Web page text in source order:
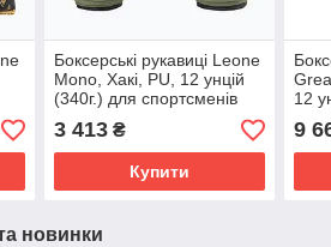
Боксерські рукавиці Leone
Mono, Хакі, PU, 12 унцій
(340г.) для спортсменів
60-80 кг. (500119)
3 413₴
Купити
12
9
новинки